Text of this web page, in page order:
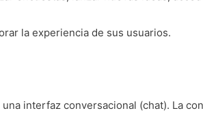
la experiencia de sus usuarios.
interfaz conversacional (chat). La